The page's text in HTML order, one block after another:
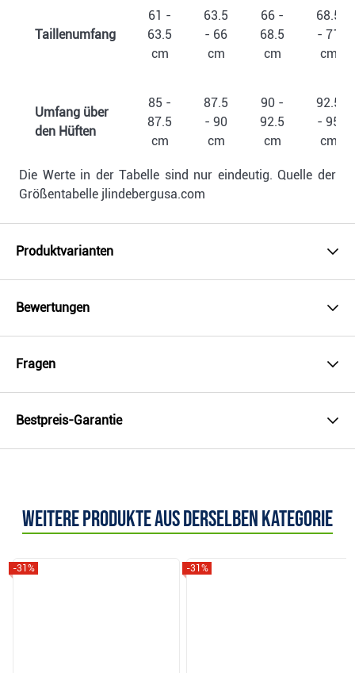
Taillenumfang
61 -
63.5
cm
63.5
- 66
cm
66 -
68.5
cm
68.5
- 71
cm
Umfang über
den Hüften
85 -
87.5
cm
87.5
- 90
cm
90 -
92.5
cm
92.5
- 95
cm
Die Werte in der Tabelle sind nur eindeutig. Quelle der
Größentabelle jlindebergusa.com
Produktvarianten
Bewertungen
Fragen
Bestpreis-Garantie
Weitere Produkte aus derselben Kategorie
-31% -31%